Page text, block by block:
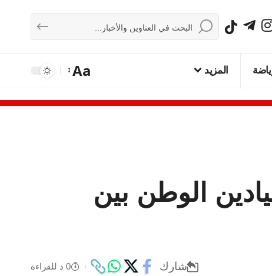
المزيد Aa
الوطن بين
شارك 0 د للقراءة